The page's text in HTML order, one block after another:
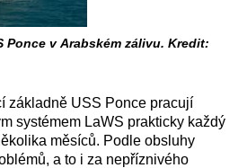
Ponce v Arabském zálivu. Kredit:
základně USS Ponce pracují
systémem LaWS prakticky každý
měsíců. Podle obsluhy
a to i za nepříznivého